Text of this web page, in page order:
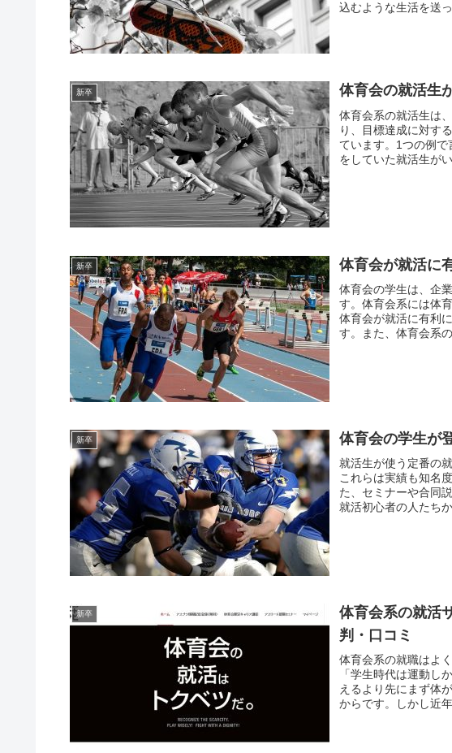
込むような生活を送
新卒 体育会の就活生
体育会系の就活生は
り、目標達成に対す
ています。1つの例
をしていた就活生が
新卒 体育会が就活に
体育会の学生は、企
す。体育会系には体
体育会が就活に有利
す。また、体育会系
新卒 体育会の学生が
就活生が使う定番の
これらは実績も知名
た、セミナーや合同
就活初心者の人たち
新卒
体育会系の就活
判・口コミ
体育会系の就職はよ
「学生時代は運動し
えるより先にまず体
からです。しかし近